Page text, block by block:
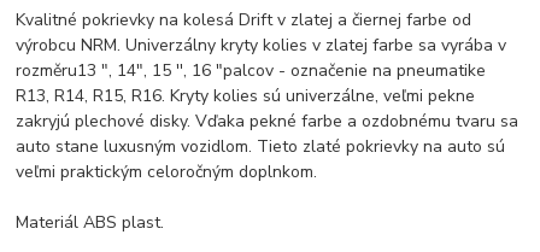
Kvalitné pokrievky na kolesá Drift v zlatej a čiernej farbe od
výrobcu NRM. Univerzálny kryty kolies v zlatej farbe sa vyrába v
rozměru13 ", 14", 15 '', 16 "palcov - označenie na pneumatike
R13, R14, R15, R16. Kryty kolies sú univerzálne, veľmi pekne
zakryjú plechové disky. Vďaka pekné farbe a ozdobnému tvaru sa
auto stane luxusnýmvozidlom. Tieto zlaté pokrievky na auto sú
veľmi praktickým celoročným doplnkom.
Materiál ABS plast.